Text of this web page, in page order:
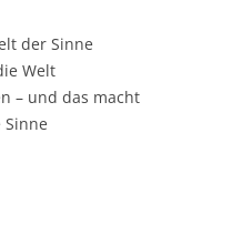
der Sinne
Welt
– und das macht